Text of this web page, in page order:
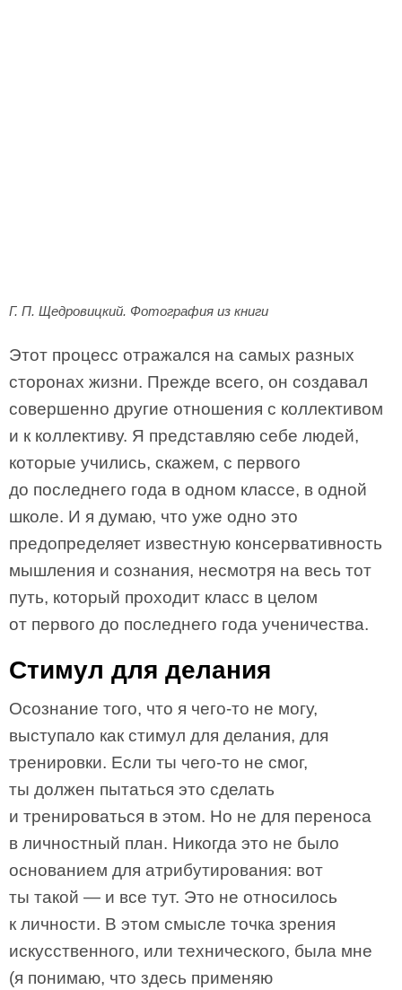
Г. П. Щедровицкий. Фотография из книги
Этот процесс отражался на самых разных
сторонах жизни. Прежде всего, он создавал
совершенно другие отношения с коллективом
и к коллективу. Я представляю себе людей,
которые учились, скажем, с первого
до последнего года в одном классе, в одной
школе. И я думаю, что уже одно это
предопределяет известную консервативность
мышления и сознания, несмотря на весь тот
путь, который проходит класс в целом
от первого до последнего года ученичества.
Стимул для делания
Осознание того, что я чего-то не могу,
выступало как стимул для делания, для
тренировки. Если ты чего-то не смог,
ты должен пытаться это сделать
и тренироваться в этом. Но не для переноса
в личностный план. Никогда это не было
основанием для атрибутирования: вот
ты такой — и все тут. Это не относилось
к личности. В этом смысле точка зрения
искусственного, или технического, была мне
(я понимаю, что здесь применяю